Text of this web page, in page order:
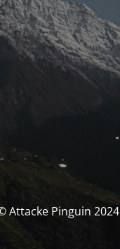
Attacke Pinguin 2024